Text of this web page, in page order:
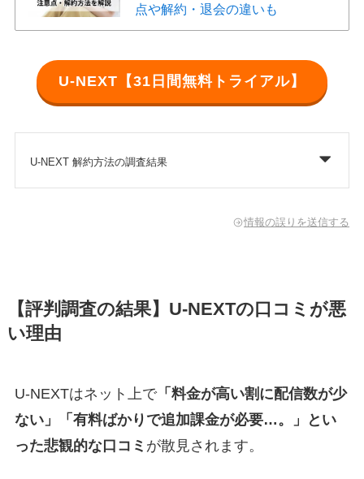
点や解約・退会の違いも
U-NEXT【31日間無料トライアル】
U-NEXT 解約方法の調査結果
情報の誤りを送信する
【評判調査の結果】U-NEXTの口コミが悪
い理由
U-NEXTはネット上で「料金が高い割に配信数が少
ない」「有料ばかりで追加課金が必要…。」とい
った悲観的な口コミ が散見されます。